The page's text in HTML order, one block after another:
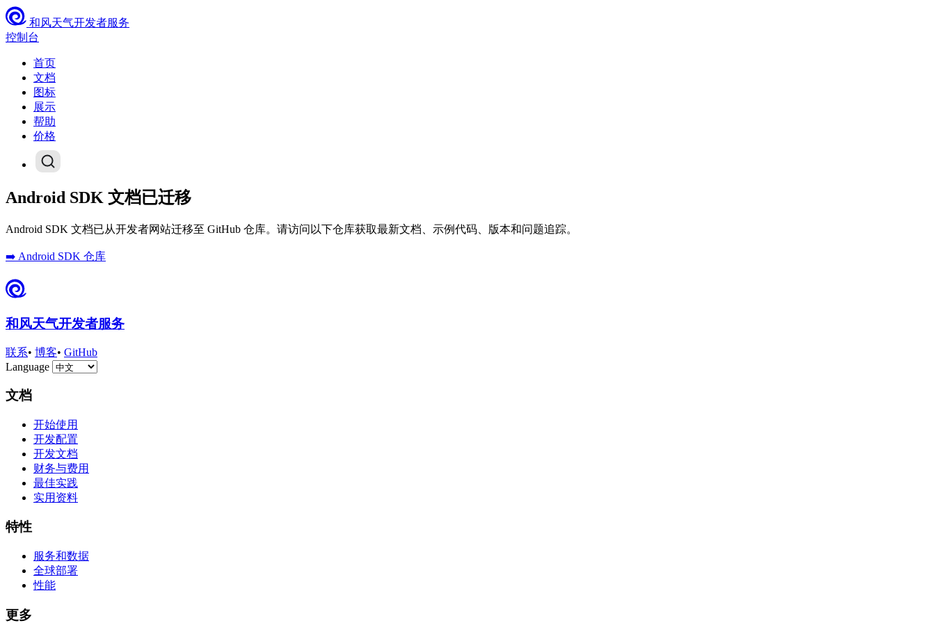
和风天气开发者服务
控制台
首页
文档
图标
展示
帮助
价格
Android SDK 文档已迁移
Android SDK 文档已从开发者网站迁移至 GitHub 仓库。请访问以下仓库获取最新文档、示例代码、版本和问题追踪。
➡️ Android SDK 仓库
和风天气开发者服务
联系• 博客• GitHub
Language
文档
开始使用
开发配置
开发文档
财务与费用
最佳实践
实用资料
特性
服务和数据
全球部署
性能
更多